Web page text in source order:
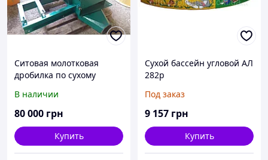
Ситовая молотковая
дробилка по сухому
В наличии
80 000 грн
Купить
Сухой бассейн угловой АЛ
282р
Под заказ
9 157 грн
Купить